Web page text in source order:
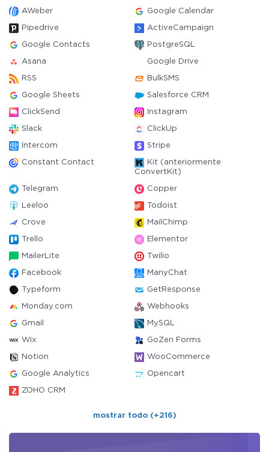
AWeber Google Calendar
Pipedrive ActiveCampaign
Google Contacts PostgreSQL
Asana Google Drive
RSS BulkSMS
Google Sheets Salesforce CRM
ClickSend Instagram
Slack ClickUp
Intercom Stripe
Constant Contact
Kit (anteriormente
ConvertKit)
Telegram Copper
Leeloo Todoist
Crove MailChimp
Trello Elementor
MailerLite Twilio
Facebook ManyChat
Typeform GetResponse
Monday.com Webhooks
Gmail MySQL
Wix GoZen Forms
Notion WooCommerce
Google Analytics Opencart
ZOHO CRM
mostrar todo (+216)